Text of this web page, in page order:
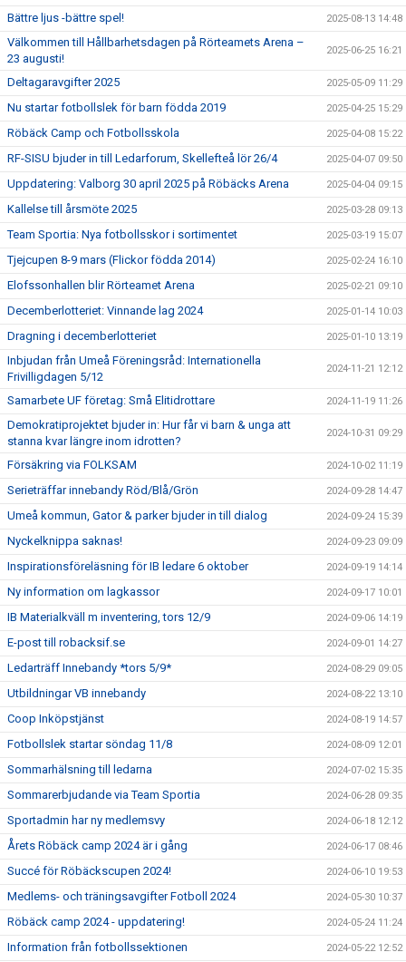
Bättre ljus -bättre spel! 2025-08-13 14:48
Välkommen till Hållbarhetsdagen på Rörteamets Arena –
23 augusti!
2025-06-25 16:21
Deltagaravgifter 2025 2025-05-09 11:29
Nu startar fotbollslek för barn födda 2019 2025-04-25 15:29
Röbäck Camp och Fotbollsskola 2025-04-08 15:22
RF-SISU bjuder in till Ledarforum, Skellefteå lör 26/4 2025-04-07 09:50
Uppdatering: Valborg 30 april 2025 på Röbäcks Arena 2025-04-04 09:15
Kallelse till årsmöte 2025 2025-03-28 09:13
Team Sportia: Nya fotbollsskor i sortimentet 2025-03-19 15:07
Tjejcupen 8-9 mars (Flickor födda 2014) 2025-02-24 16:10
Elofssonhallen blir Rörteamet Arena 2025-02-21 09:10
Decemberlotteriet: Vinnande lag 2024 2025-01-14 10:03
Dragning i decemberlotteriet 2025-01-10 13:19
Inbjudan från Umeå Föreningsråd: Internationella
Frivilligdagen 5/12
2024-11-21 12:12
Samarbete UF företag: Små Elitidrottare 2024-11-19 11:26
Demokratiprojektet bjuder in: Hur får vi barn & unga att
stanna kvar längre inom idrotten?
2024-10-31 09:29
Försäkring via FOLKSAM 2024-10-02 11:19
Serieträffar innebandy Röd/Blå/Grön 2024-09-28 14:47
Umeå kommun, Gator & parker bjuder in till dialog 2024-09-24 15:39
Nyckelknippa saknas! 2024-09-23 09:09
Inspirationsföreläsning för IB ledare 6 oktober 2024-09-19 14:14
Ny information om lagkassor 2024-09-17 10:01
IB Materialkväll m inventering, tors 12/9 2024-09-06 14:19
E-post till robacksif.se 2024-09-01 14:27
Ledarträff Innebandy *tors 5/9* 2024-08-29 09:05
Utbildningar VB innebandy 2024-08-22 13:10
Coop Inköpstjänst 2024-08-19 14:57
Fotbollslek startar söndag 11/8 2024-08-09 12:01
Sommarhälsning till ledarna 2024-07-02 15:35
Sommarerbjudande via Team Sportia 2024-06-28 09:35
Sportadmin har ny medlemsvy 2024-06-18 12:12
Årets Röbäck camp 2024 är i gång 2024-06-17 08:46
Succé för Röbäckscupen 2024! 2024-06-10 19:53
Medlems- och träningsavgifter Fotboll 2024 2024-05-30 10:37
Röbäck camp 2024 - uppdatering! 2024-05-24 11:24
Information från fotbollssektionen 2024-05-22 12:52